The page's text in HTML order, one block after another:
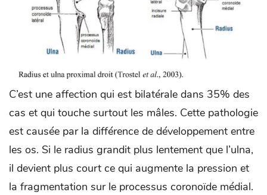
C’est une affection qui est bilatérale dans 35% des
cas et qui touche surtout les mâles. Cette pathologie
est causée par la différence de développement entre
les os. Si le radius grandit plus lentement que l’ulna,
il devient plus court ce qui augmente la pression et
la fragmentation sur le processus coronoïde médial.